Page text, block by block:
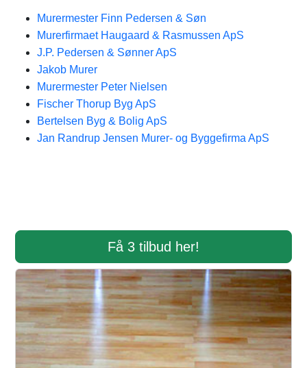
Murermester Finn Pedersen & Søn
Murerfirmaet Haugaard & Rasmussen ApS
J.P. Pedersen & Sønner ApS
Jakob Murer
Murermester Peter Nielsen
Fischer Thorup Byg ApS
Bertelsen Byg & Bolig ApS
Jan Randrup Jensen Murer- og Byggefirma ApS
Få 3 tilbud her!